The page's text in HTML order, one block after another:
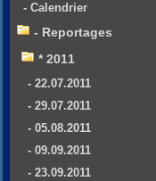
- Calendrier
- Reportages
* 2011
- 22.07.2011
- 29.07.2011
- 05.08.2011
- 09.09.2011
- 23.09.2011